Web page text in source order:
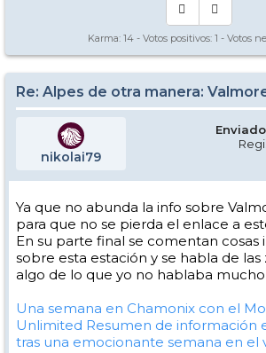
Karma: 14 - Votos positivos: 1 - Votos
Re: Alpes de otra manera:
nikolai79
Ya que no abunda la info sobre
para que no se pierda el enlace a
En su parte final se comentan cosas
sobre esta estación y se habla de las
algo de lo que yo no hablaba
Una semana en Chamonix con el
Unlimited Resumen de información
tras una emocionante semana en el